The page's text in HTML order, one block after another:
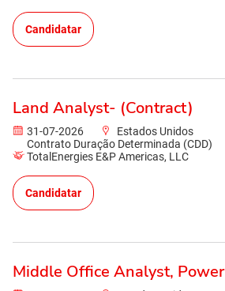
Candidatar
Land Analyst- (Contract)
31-07-2026
Estados Unidos
Contrato Duração Determinada (CDD)
TotalEnergies E&P Americas, LLC
Candidatar
Middle Office Analyst, Power